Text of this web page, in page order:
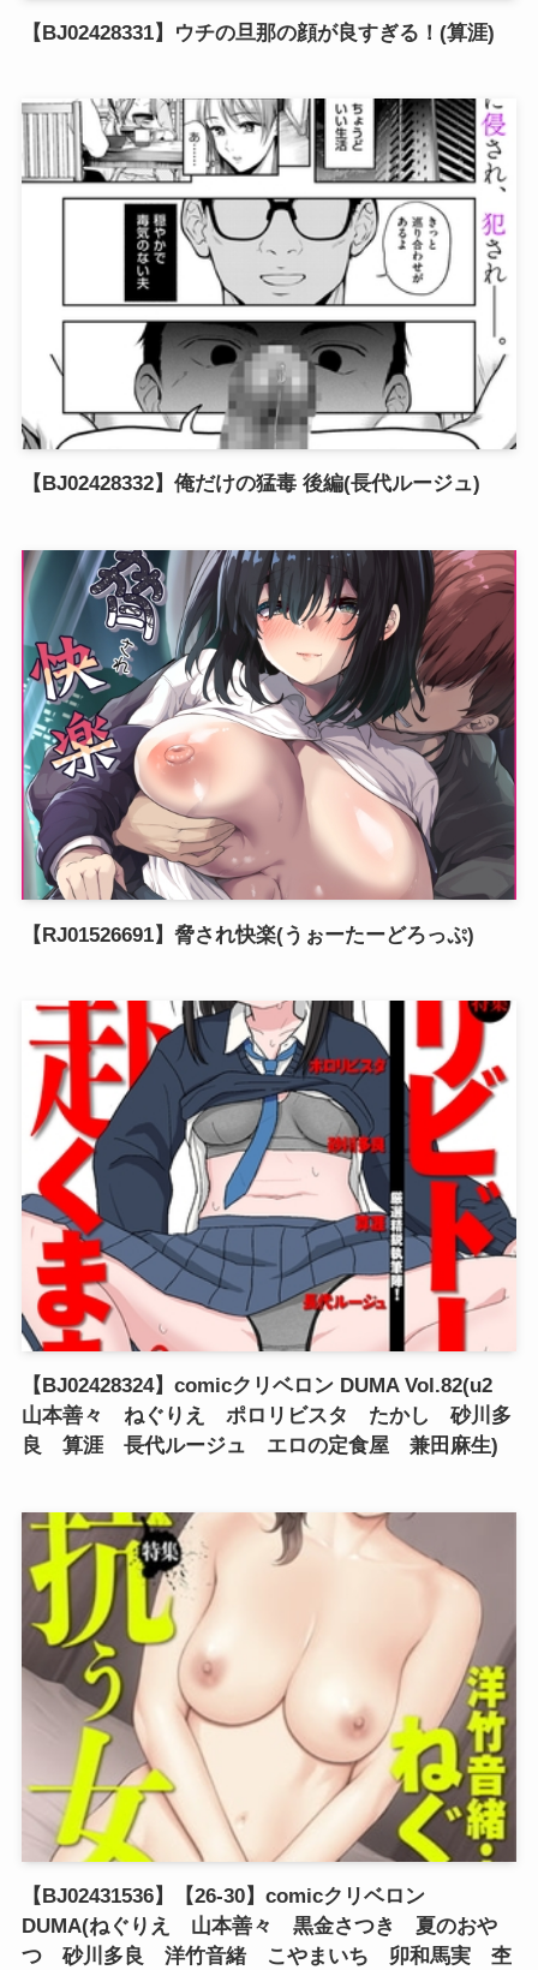
【BJ02428331】ウチの旦那の顔が良すぎる！(算涯)
【BJ02428332】俺だけの猛毒 後編(長代ルージュ)
【RJ01526691】脅され快楽(うぉーたーどろっぷ)
【BJ02428324】comicクリベロン DUMA Vol.82(u2
山本善々 ねぐりえ ポロリビスタ たかし 砂川多
良 算涯 長代ルージュ エロの定食屋 兼田麻生)
【BJ02431536】【26-30】comicクリベロン
DUMA(ねぐりえ 山本善々 黒金さつき 夏のおや
つ 砂川多良 洋竹音緒 こやまいち 卯和馬実 杢